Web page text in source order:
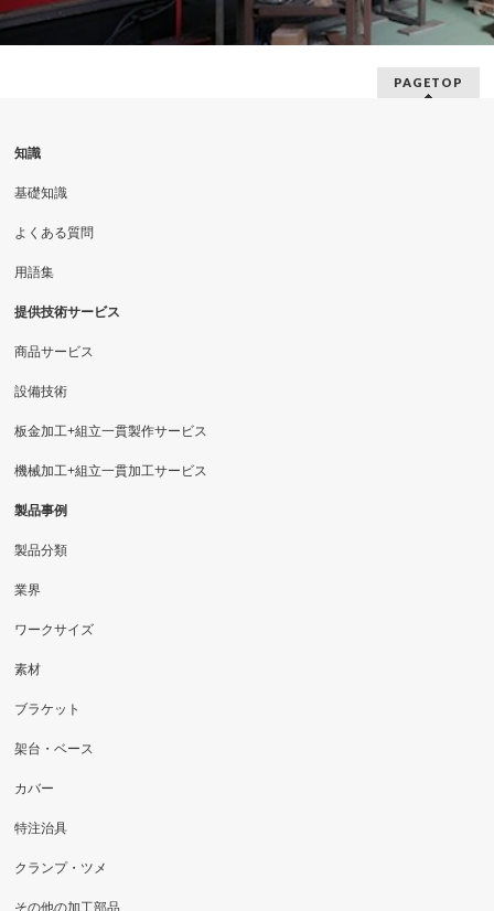
PAGETOP
知識
基礎知識
よくある質問
用語集
提供技術サービス
商品サービス
設備技術
板金加工+組立一貫製作サービス
機械加工+組立一貫加工サービス
製品事例
製品分類
業界
ワークサイズ
素材
ブラケット
架台・ベース
カバー
特注治具
クランプ・ツメ
その他の加工部品